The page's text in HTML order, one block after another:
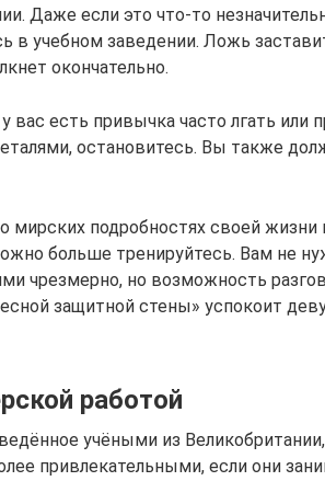
Даже если это что-то
в учебном заведении. Ложь
окончательно.
вас есть привычка часто лгать или
остановитесь. Вы также
мирских подробностях своей жизни
больше тренируйтесь. Вам не
чрезмерно, но возможность
защитной стены» успокоит
работой
учёными из
привлекательными, если они